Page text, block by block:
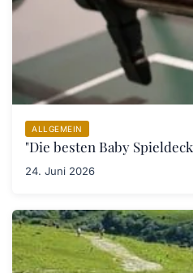
ALLGEMEIN
"Die besten Baby
24. Juni 2026